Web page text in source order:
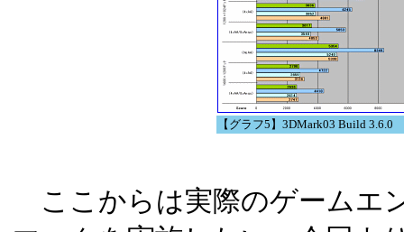
【グラフ5】3DMark03 Build 3.6.0
ここからは実際のゲームエ